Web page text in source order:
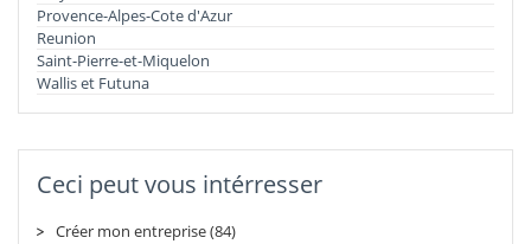
Provence-Alpes-Cote d'Azur
Reunion
Saint-Pierre-et-Miquelon
Wallis et Futuna
Ceci peut vous intérresser
Créer mon entreprise (84)